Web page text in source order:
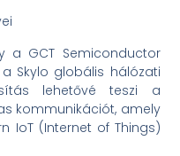
a GCT Semiconductor
Skylo globális hálózati
lehetővé teszi a
kommunikációt, amely
IoT (Internet of Things)